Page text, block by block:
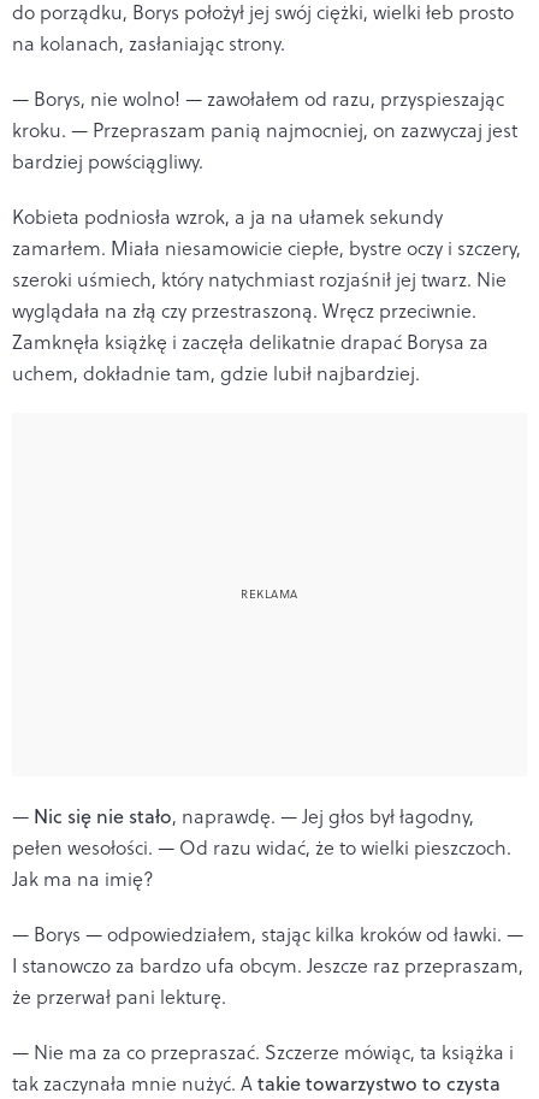
do porządku, Borys położył jej swój ciężki, wielki łeb prosto
na kolanach, zasłaniając strony.
— Borys, nie wolno! — zawołałem od razu, przyspieszając
kroku. — Przepraszam panią najmocniej, on zazwyczaj jest
bardziej powściągliwy.
Kobieta podniosła wzrok, a ja na ułamek sekundy
zamarłem. Miała niesamowicie ciepłe, bystre oczy i szczery,
szeroki uśmiech, który natychmiast rozjaśnił jej twarz. Nie
wyglądała na złą czy przestraszoną. Wręcz przeciwnie.
Zamknęła książkę i zaczęła delikatnie drapać Borysa za
uchem, dokładnie tam, gdzie lubił najbardziej.
— Nic się nie stało, naprawdę. — Jej głos był łagodny,
pełen wesołości. — Od razu widać, że to wielki pieszczoch.
Jak ma na imię?
— Borys — odpowiedziałem, stając kilka kroków od ławki. —
I stanowczo za bardzo ufa obcym. Jeszcze raz przepraszam,
że przerwał pani lekturę.
— Nie ma za co przepraszać. Szczerze mówiąc, ta książka i
tak zaczynała mnie nużyć. Atakie towarzystwo to czysta